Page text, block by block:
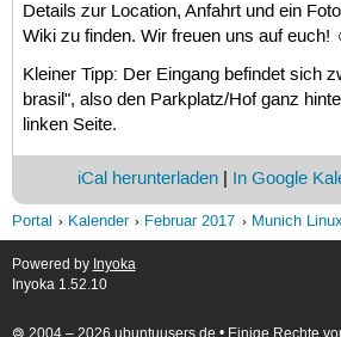
Details zur Location, Anfahrt und ein
Wiki zu finden. Wir freuen uns auf euch!
Kleiner Tipp: Der Eingang befindet sich
brasil", also den Parkplatz/Hof ganz
linken Seite.
iCal herunterladen| In Google
Portal Kalender Februar 2017 Munich
Powered by Inyoka
Inyoka 1.52.10